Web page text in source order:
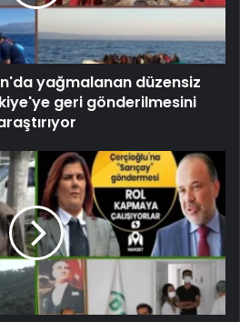
yağmalanan düzensiz
geri gönderilmesini